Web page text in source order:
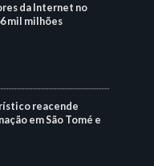
da Internet no
mil milhões
reacende
em São Tomé e